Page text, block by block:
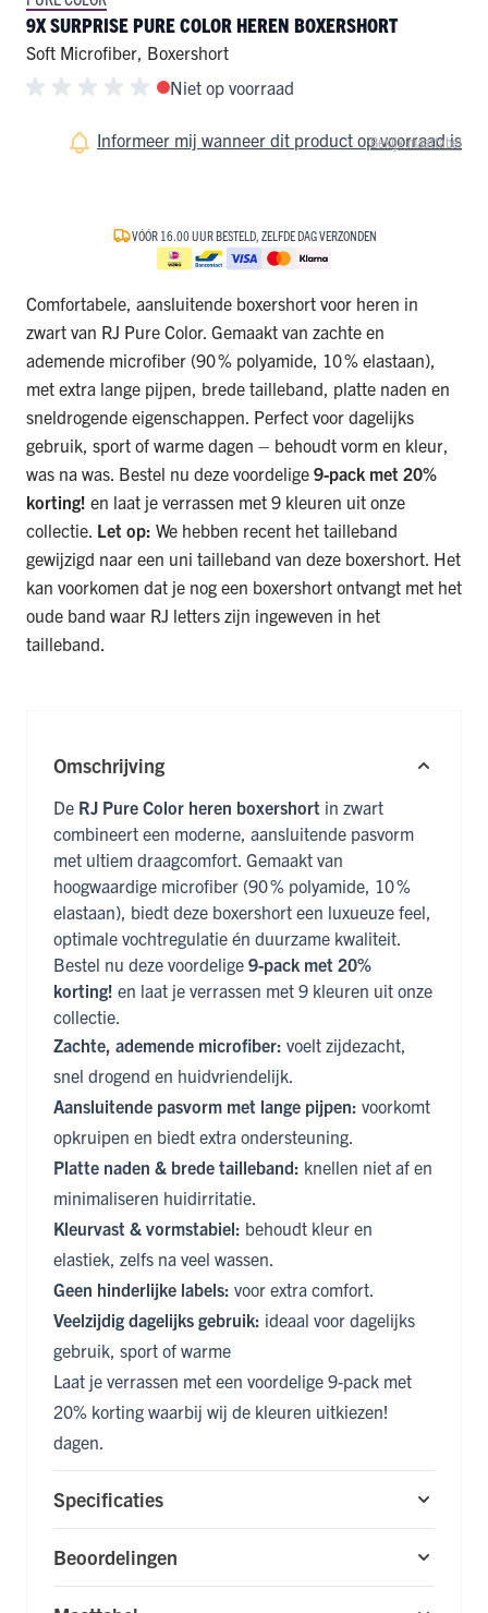
9X SURPRISE PURE COLOR HEREN BOXERSHORT
Soft Microfiber, Boxershort
Niet op voorraad
Bekijk maattabel
Informeer mij wanneer dit product op voorraad is
VÓÓR 16.00 UUR BESTELD, ZELFDE DAG VERZONDEN
Comfortabele, aansluitende boxershort voor heren in
zwart van RJ Pure Color. Gemaakt van zachte en
ademende microfiber (90 % polyamide, 10 % elastaan),
met extra lange pijpen, brede tailleband, platte naden en
sneldrogende eigenschappen. Perfect voor dagelijks
gebruik, sport of warme dagen – behoudt vorm en kleur,
was na was. Bestel nu deze voordelige 9-pack met 20%
korting! en laat je verrassen met 9 kleuren uit onze
collectie. Let op: We hebben recent het tailleband
gewijzigd naar een uni tailleband van deze boxershort. Het
kan voorkomen dat je nog een boxershort ontvangt met het
oude band waar RJ letters zijn ingeweven in het
tailleband.
Omschrijving
De RJ Pure Color heren boxershort in zwart
combineert een moderne, aansluitende pasvorm
met ultiem draagcomfort. Gemaakt van
hoogwaardige microfiber (90 % polyamide, 10 %
elastaan), biedt deze boxershort een luxueuze feel,
optimale vochtregulatie én duurzame kwaliteit.
Bestel nu deze voordelige 9-pack met 20%
korting! en laat je verrassen met 9 kleuren uit onze
collectie.
Zachte, ademende microfiber: voelt zijdezacht,
snel drogend en huidvriendelijk.
Aansluitende pasvorm met lange pijpen: voorkomt
opkruipen en biedt extra ondersteuning.
Platte naden & brede tailleband: knellen niet af en
minimaliseren huidirritatie.
Kleurvast & vormstabiel: behoudt kleur en
elastiek, zelfs na veel wassen.
Geen hinderlijke labels: voor extra comfort.
Veelzijdig dagelijks gebruik: ideaal voor dagelijks
gebruik, sport of warme
Laat je verrassen met een voordelige 9-pack met
20% korting waarbij wij de kleuren uitkiezen!
dagen.
Specificaties
Beoordelingen